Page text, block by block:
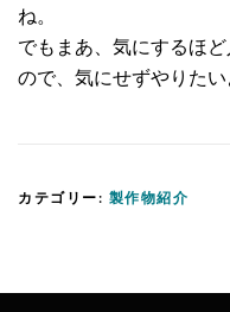
ね。
でもまあ、気にするほ
ので、気にせずやりたい
カテゴリー: 製作物紹介